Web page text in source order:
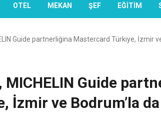
OTEL MEKAN ŞEF EĞİTİM
Guide partnerliğina Mastercard Türkiye, İzmir
MICHELIN Guide
İzmir ve Bodrum’la